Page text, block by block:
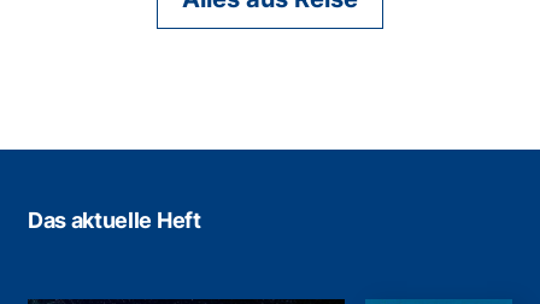
Das aktuelle Heft